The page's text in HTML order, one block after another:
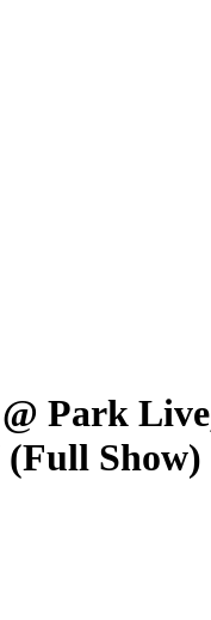
Park
(Full Show)